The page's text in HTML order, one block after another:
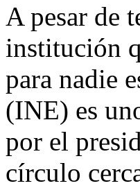
A pesar de
institución
para nadie
(INE) es
por el
círculo